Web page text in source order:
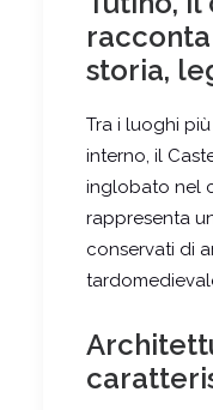
storia,
Tra i luoghi
interno, il
inglobato nel
rappresenta
conservati di